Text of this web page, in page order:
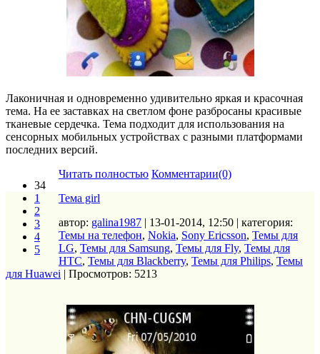
Лаконичная и одновременно удивительно яркая и красочная
тема. На ее заставках на светлом фоне разбросаны красивые
тканевые сердечка. Тема подходит для использования на
сенсорных мобильных устройствах с разными платформами
последних версий.
34
1
2
3
4
5
Читать полностью Комментарии(0)
Тема girl
автор: galina1987 | 13-01-2014, 12:50 | категория:
Темы на телефон, Nokia, Sony Ericsson, Темы для
LG, Темы для Samsung, Темы для Fly, Темы для
HTC, Темы для Blackberry, Темы для Philips, Темы
для Huawei | Просмотров: 5213